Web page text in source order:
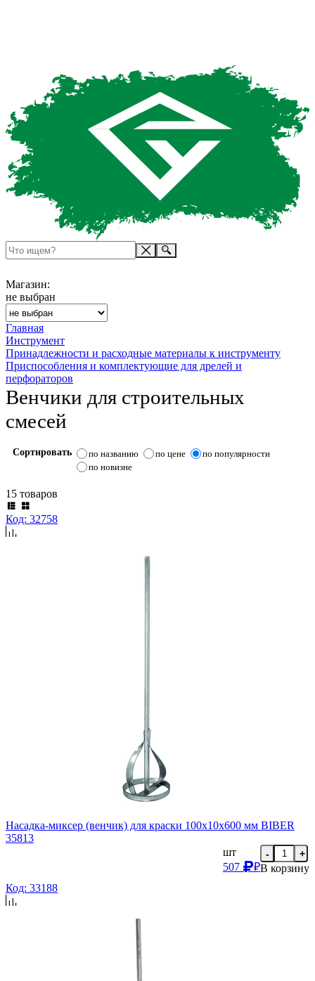
Магазин:
не выбран
Главная
Инструмент
Принадлежности и расходные материалы к инструменту
Приспособления и комплектующие для дрелей и
перфораторов
Венчики для строительных
смесей
Сортировать по названию по цене
по популярности
по новизне
15 товаров
Код: 32758
Насадка-миксер (венчик) для краски 100х10х600 мм BIBER
35813
шт
507
₽
- +
В корзину
Код: 33188